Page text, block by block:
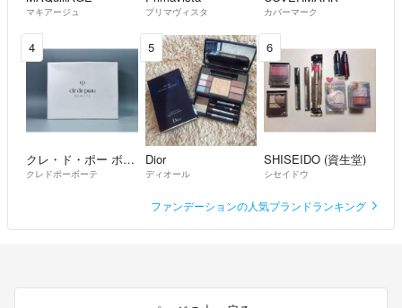
マキアージュ プリマヴィスタ カバーマーク
4
クレ・ド・ポー ボーテ
クレドポーボーテ
5
Dior
ディオール
6
SHISEIDO (資生堂)
シセイドウ
ファンデーションの人気ブランドランキング